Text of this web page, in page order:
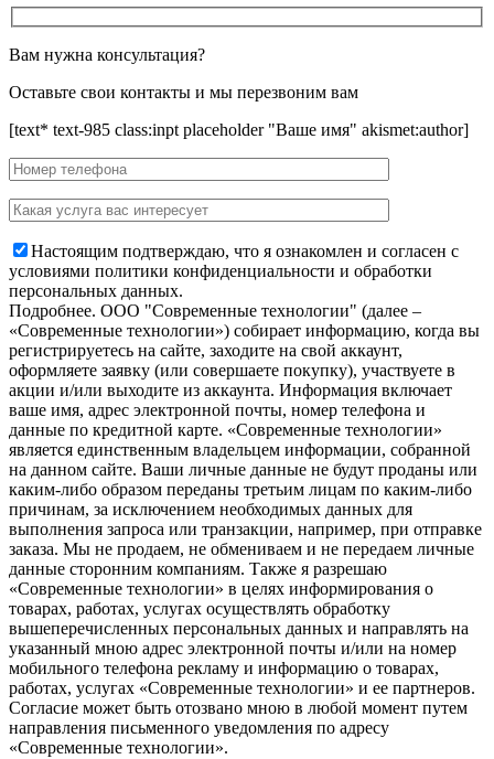
Вам нужна консультация?
Оставьте свои контакты и мы перезвоним вам
[text* text-985 class:inpt placeholder "Ваше имя" akismet:author]
Настоящим подтверждаю, что я ознакомлен и согласен с
условиями политики конфиденциальности и обработки
персональных данных.
Подробнее. OOO "Современные технологии" (далее –
«Современные технологии») собирает информацию, когда вы
регистрируетесь на сайте, заходите на свой аккаунт,
оформляете заявку (или совершаете покупку), участвуете в
акции и/или выходите из аккаунта. Информация включает
ваше имя, адрес электронной почты, номер телефона и
данные по кредитной карте. «Современные технологии»
является единственным владельцем информации, собранной
на данном сайте. Ваши личные данные не будут проданы или
каким-либо образом переданы третьим лицам по каким-либо
причинам, за исключением необходимых данных для
выполнения запроса или транзакции, например, при отправке
заказа. Мы не продаем, не обмениваем и не передаем личные
данные сторонним компаниям. Также я разрешаю
«Современные технологии» в целях информирования о
товарах, работах, услугах осуществлять обработку
вышеперечисленных персональных данных и направлять на
указанный мною адрес электронной почты и/или на номер
мобильного телефона рекламу и информацию о товарах,
работах, услугах «Современные технологии» и ее партнеров.
Согласие может быть отозвано мною в любой момент путем
направления письменного уведомления по адресу
«Современные технологии».